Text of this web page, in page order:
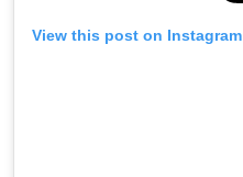
View this post on Instagram